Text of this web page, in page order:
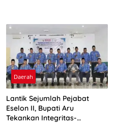
Daerah
Lantik Sejumlah Pejabat
Eselon II, Bupati Aru
Tekankan Integritas-